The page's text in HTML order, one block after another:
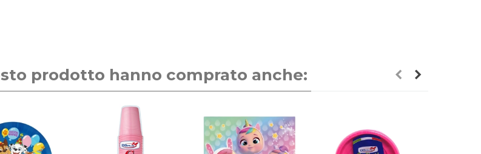
prodotto hanno comprato anche: